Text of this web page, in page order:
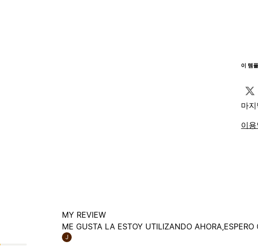
이 템
마
이
MY REVIEW
ME GUSTA LA ESTOY UTILIZANDO
J